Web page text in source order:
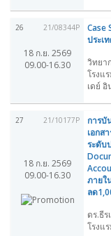
26 21/08344P
18 ก.ย. 2569
09.00-16.30
Case
ประเ
วิทยา
โรงแ
เดย์ อิ
27 21/10177P
18 ก.ย. 2569
09.00-16.30
การบั
เอกส
ระดับ
ภายใ
ลด
ดร.ธี
โรงแ